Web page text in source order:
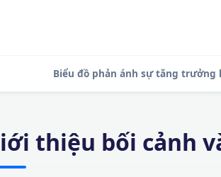
Biểu đồ phản ánh sự tăng
thiệu bối cảnh